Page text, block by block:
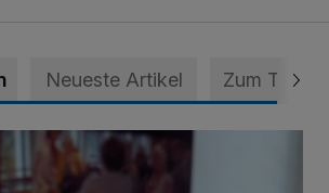
Neueste Artikel Zum Thema
Gestricktes